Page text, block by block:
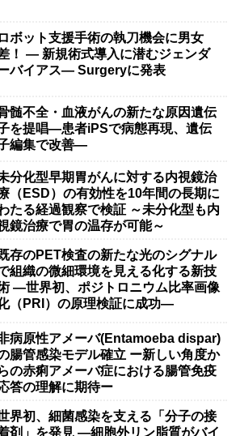
ロボット支援手術の執刀機会に男女
！ — 新規術式導入に潜むジェンダ
バイアス— Surgeryに発表
髄不全・血液がんの新たな原因遺伝
を提唱―患者iPSで病態再現、遺伝
編集で改善―
分化型早期胃がんに対する内視鏡治
（ESD）の有効性を10年間の長期に
たる経過観察で検証 ～未分化型も内
鏡治療で胃の温存が可能～
既存のPET検査の新たな光のシグナル
組織の微細環境を見える化する新技
―世界初、ポジトロニウム比率画像
（PRI）の原理検証に成功―
病原性アメーバ(Entamoeba dispar)
腸管感染モデル確立 ー新しい角度か
の赤痢アメーバ症における腸管免疫
答の理解に期待ー
界初、細菌感染を支える「分子の接
剤」を発見 ―細胞外リン脂質がバイ